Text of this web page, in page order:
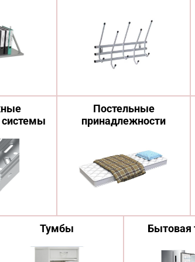
Постельные
принадлежности
Тумбы Бытовая